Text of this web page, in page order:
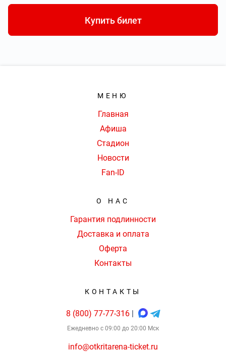
Купить билет
МЕНЮ
Главная
Афиша
Стадион
Новости
Fan-ID
О НАС
Гарантия подлинности
Доставка и оплата
Оферта
Контакты
КОНТАКТЫ
8 (800) 77-77-316 |
Ежедневно с 09:00 до 20:00 Мск
info@otkritarena-ticket.ru